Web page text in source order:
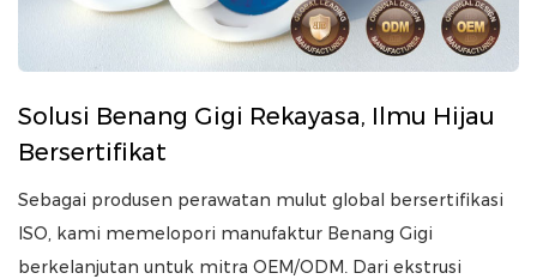
Solusi Benang Gigi Rekayasa, Ilmu Hijau
Bersertifikat
Sebagai produsen perawatan mulut global bersertifikasi
ISO, kami memelopori manufaktur Benang Gigi
berkelanjutan untuk mitra OEM/ODM. Dari ekstrusi